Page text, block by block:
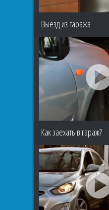
Выезд из гаража
Как заехать в гараж?